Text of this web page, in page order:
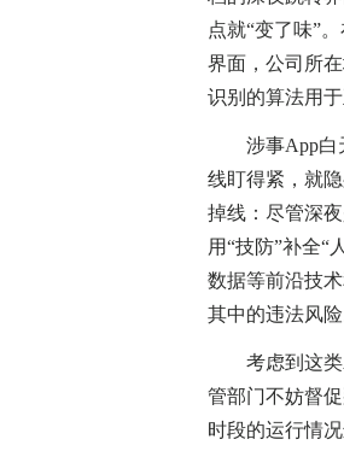
点就“变了味”
界面，公司所
识别的算法用
涉事App白天
线盯得紧，就
掉线：尽管深
用“技防”补全
数据等前沿技
其中的违法风险
考虑到这类
管部门不妨督
时段的运行情